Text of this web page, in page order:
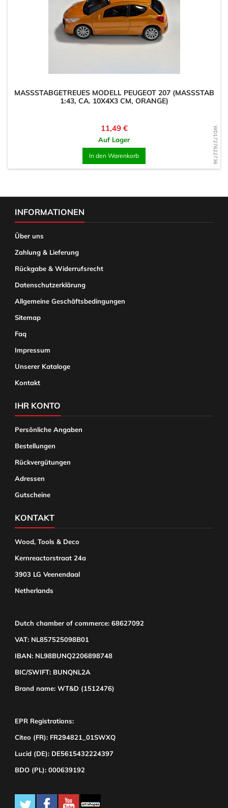
WD1727622736
MASSSTABGETREUES MODELL PEUGEOT 207 (MASSSTAB 1:
43, CA. 10X4X3 CM, ORANGE)
Preis
11,49 €
Auf Lager
In den Warenkorb
INFORMATIONEN
Über uns
Zahlung & Lieferung
Rückgabe & Widerrufsrecht
Datenschutzerklärung
Allgemeine Geschäftsbedingungen
Sitemap
Faq
Impressum
Unserer Kataloge
Kontakt
IHR KONTO
Persönliche Angaben
Bestellungen
Rückvergütungen
Adressen
Gutscheine
KONTAKT
Wood, Tools & Deco
Kernreactorstraat 24a
3903 LG Veenendaal
Netherlands
Dutch chamber of commerce: 68627092
VAT: NL857525098B01
IBAN: NL98BUNQ2206898748
BIC/SWIFT: BUNQNL2A
Brand name: WT&D (1512476)
EPR Registrations:
Citeo (FR): FR294821_01SWXQ
Lucid (DE): DE5615432224397
BDO (PL): 000639192